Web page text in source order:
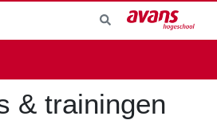
& trainingen